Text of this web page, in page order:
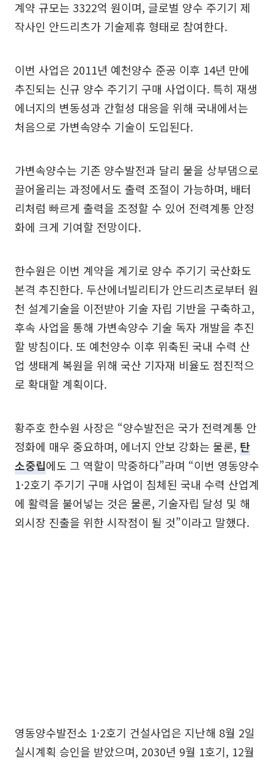
계약 규모는 3322억 원이며, 글로벌 양수 주기기 제
작사인 안드리츠가 기술제휴 형태로 참여한다.
이번 사업은 2011년 예천양수 준공 이후 14년 만에
추진되는 신규 양수 주기기 구매 사업이다. 특히 재생
에너지의 변동성과 간헐성 대응을 위해 국내에서는
처음으로 가변속양수 기술이 도입된다.
가변속양수는 기존 양수발전과 달리 물을 상부댐으로
끌어올리는 과정에서도 출력 조절이 가능하며, 배터
리처럼 빠르게 출력을 조정할 수 있어 전력계통 안정
화에 크게 기여할 전망이다.
한수원은 이번 계약을 계기로 양수 주기기 국산화도
본격 추진한다. 두산에너빌리티가 안드리츠로부터 원
천 설계기술을 이전받아 기술 자립 기반을 구축하고,
후속 사업을 통해 가변속양수 기술 독자 개발을 추진
할 방침이다. 또 예천양수 이후 위축된 국내 수력 산
업 생태계 복원을 위해 국산 기자재 비율도 점진적으
로 확대할 계획이다.
황주호 한수원 사장은 “양수발전은 국가 전력계통 안
정화에 매우 중요하며, 에너지 안보 강화는 물론, 탄
소중립에도 그 역할이 막중하다”라며 “이번 영동양수
1·2호기 주기기 구매 사업이 침체된 국내 수력 산업계
에 활력을 불어넣는 것은 물론, 기술자립 달성 및 해
외시장 진출을 위한 시작점이 될 것”이라고 말했다.
영동양수발전소 1·2호기 건설사업은 지난해 8월 2일
실시계획 승인을 받았으며, 2030년 9월 1호기, 12월